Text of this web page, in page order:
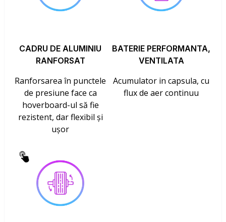
CADRU DE ALUMINIU
RANFORSAT
Ranforsarea în punctele
de presiune face ca
hoverboard-ul să fie
rezistent, dar flexibil și
ușor
BATERIE PERFORMANTA,
VENTILATA
Acumulator in capsula, cu
flux de aer continuu